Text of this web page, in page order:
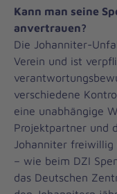
Kann man seine
anvertrauen?
Die Johanniter-
Verein und ist
verschiedene
eine unabhängige
Projektpartner und
Johanniter
– wie beim DZI
das Deutschen